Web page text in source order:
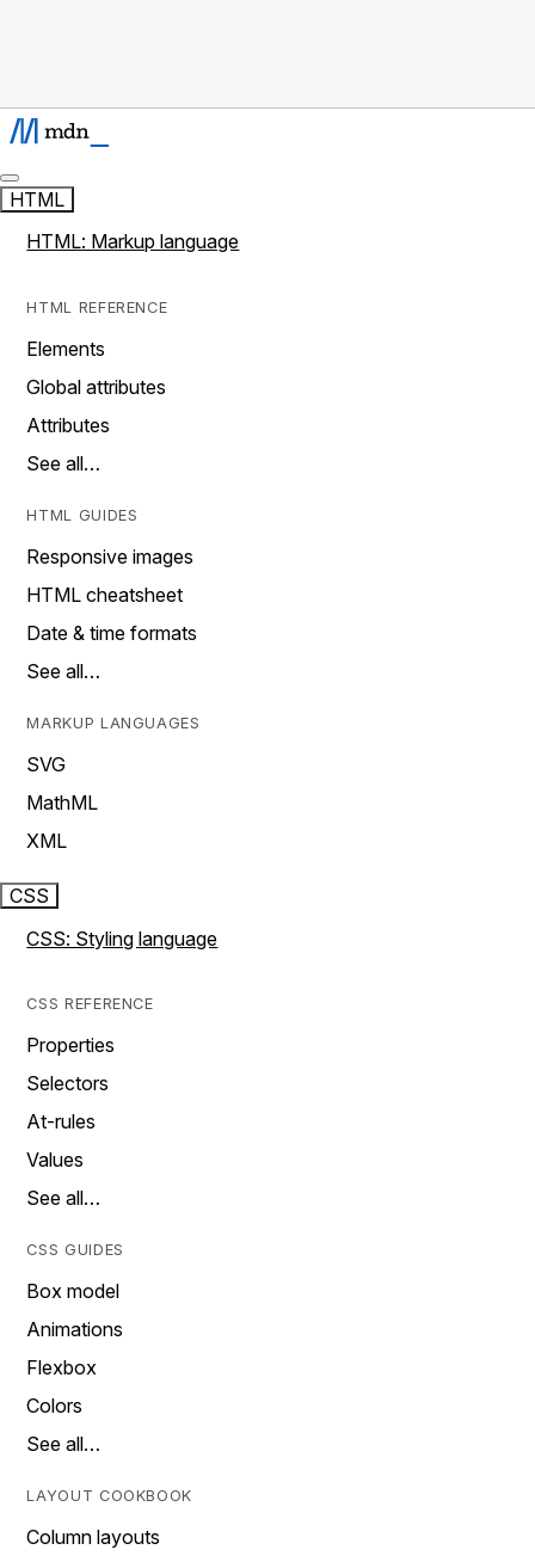
HTML
HTML: Markup language
HTML REFERENCE
Elements
Global attributes
Attributes
See all…
HTML GUIDES
Responsive images
HTML cheatsheet
Date & time formats
See all…
MARKUP LANGUAGES
SVG
MathML
XML
CSS
CSS: Styling language
CSS REFERENCE
Properties
Selectors
At-rules
Values
See all…
CSS GUIDES
Box model
Animations
Flexbox
Colors
See all…
LAYOUT COOKBOOK
Column layouts